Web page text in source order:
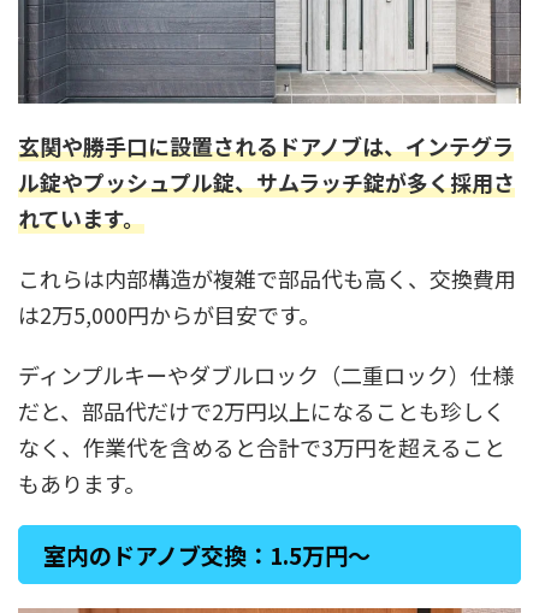
玄関や勝手口に設置されるドアノブは、インテグラ
ル錠やプッシュプル錠、サムラッチ錠が多く採用さ
れています。
これらは内部構造が複雑で部品代も高く、交換費用
は2万5,000円からが目安です。
ディンプルキーやダブルロック（二重ロック）仕様
だと、部品代だけで2万円以上になることも珍しく
なく、作業代を含めると合計で3万円を超えること
もあります。
室内のドアノブ交換：1.5万円〜